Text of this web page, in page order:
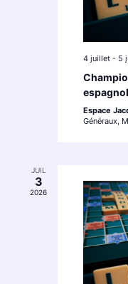
4 juillet- 5
espagnol
Espace
Généraux,
JUIL
3
2026